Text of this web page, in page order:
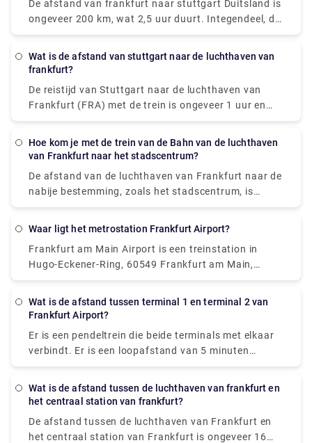
onder hen is de bus, die ongeveer € 14 kost en 6 uur
duurt om Frankfurt te bereiken.
De afstand van frankfurt naar stuttgart Duitsland is
ongeveer 200 km, wat 2,5 uur duurt. Integendeel, de
vlucht duurt 40 minuten om dezelfde afstand af te
Wat is de afstand van stuttgart naar de luchthaven van
frankfurt?
De reistijd van Stuttgart naar de luchthaven van
Frankfurt (FRA) met de trein is ongeveer 1 uur en
omvat een reis van ongeveer 180 mijl.
Hoe kom je met de trein van de Bahn van de luchthaven
van Frankfurt naar het stadscentrum?
De afstand van de luchthaven van Frankfurt naar de
nabije bestemming, zoals het stadscentrum, is
ongeveer 15 km en de reisduur is ongeveer 15
en S-Bahn S9 elektrische treinen nemen, die elke 10-
15 minuten rijden vanaf de luchthaven van
Frankfurt. De kosten bedragen €5 voor volwassenen
en €3 voor kinderen. U kunt de trein nemen bij
Terminal 1 op de luchthaven van Frankfurt, zoek de
borden in geval van verwarring.
Waar ligt het metrostation Frankfurt Airport?
Frankfurt am Main Airport is een treinstation in
Hugo-Eckener-Ring, 60549 Frankfurt am Main,
Duitsland. Hier rijden langeafstandstreinen naar het
Wat is de afstand tussen terminal 1 en terminal 2 van
Frankfurt Airport?
Er is een pendeltrein die beide terminals met elkaar
verbindt. Er is een loopafstand van 5 minuten
tussen beide terminals. Afhankelijk van waar en
treinhalte zijn.
Wat is de afstand tussen de luchthaven van frankfurt en
het centraal station van frankfurt?
De afstand tussen de luchthaven van Frankfurt en
het centraal station van Frankfurt is ongeveer 16